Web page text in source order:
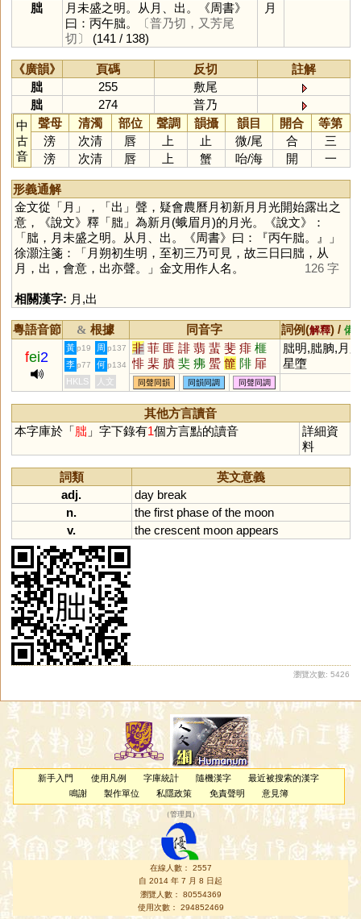
朏
月未盛之明。从月、出。《周書》
曰：丙午朏。
〔普乃切，又芳尾
切〕
(141 / 138)
月
《廣韻》 頁碼 反切
註解
朏
255
敷尾
朏
274
普乃
中
古
音
聲母 清濁 部位 聲調 韻攝 韻目 開合
等第
滂
次清 唇 上 止 微/尾 合
三
滂
次清 唇 上 蟹 咍/海 開 一
形義通解
金文從「月 」，「出 」聲，疑會農曆月初新月月光開始露出之
意，《說文》釋「朏 」為新月(蛾眉月)的月光。《說文》：
「朏，月未盛之明。从月、出。《周書》曰：『丙午朏。』」
徐灝注箋：「月朔初生明，至初三乃可見，故三日曰朏，从
月，出，會意，出亦聲。」金文用作人名。
126 字
相關漢字: 月 ,出
粵語音節 & 根據 同音字 詞例(解釋) / 備
fei2
黃 p19 周 p137 非 菲 匪 誹 翡 蜚 斐 痱 榧
悱 棐 膹 奜 疿 蜰 篚 陫 屝
朏明,朏朒,月朏
星墮
李 p77 何 p134
HKLS 人文 同聲同韻 同韻同調 同聲同調
其他方言讀音
本字庫於「朏 」字下錄有1個方言點的讀音
詳細資
料
詞類
英文意義
adj.
day break
n.
the first phase of the moon
v.
the crescent moon appears
瀏覽次數: 5426
新手入門 使用凡例 字庫統計 隨機漢字
最近被搜索的漢字
鳴謝
製作單位 私隱政策 免責聲明 意見簿
（管理員 ）
在線人數： 2557
自 2014 年 7 月 8 日起
瀏覽人數： 80554369
使用次數： 294852469